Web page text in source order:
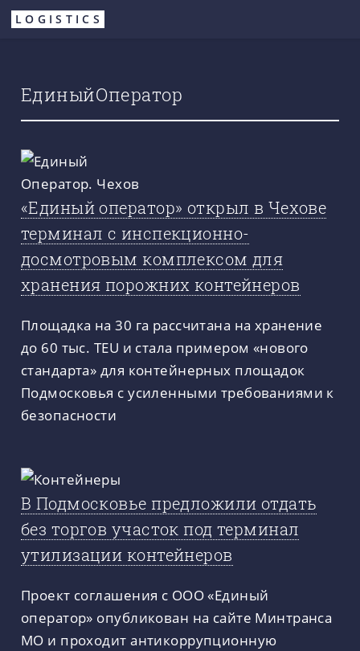
Перейти
LOGISTICS
ЕдиныйОператор
«Единый оператор» открыл в Чехове
терминал с инспекционно-
досмотровым комплексом для
хранения порожних контейнеров
Площадка на 30 га рассчитана на хранение
до 60 тыс. TEU и стала примером «нового
стандарта» для контейнерных площадок
Подмосковья с усиленными требованиями к
безопасности
В Подмосковье предложили отдать
без торгов участок под терминал
утилизации контейнеров
Проект соглашения с ООО «Единый
оператор» опубликован на сайте Минтранса
МО и проходит антикоррупционную